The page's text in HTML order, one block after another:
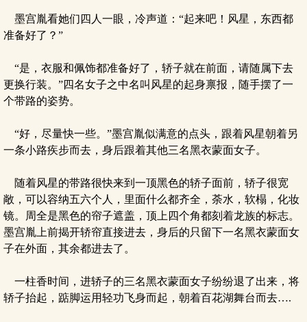
墨宫胤看她们四人一眼，冷声道：“起来吧！风星，东西都
准备好了？”
“是，衣服和佩饰都准备好了，轿子就在前面，请随属下去
更换行装。”四名女子之中名叫风星的起身禀报，随手摆了一
个带路的姿势。
“好，尽量快一些。”墨宫胤似满意的点头，跟着风星朝着另
一条小路疾步而去，身后跟着其他三名黑衣蒙面女子。
随着风星的带路很快来到一顶黑色的轿子面前，轿子很宽
敞，可以容纳五六个人，里面什么都齐全，荼水，软榻，化妆
镜。周全是黑色的帘子遮盖，顶上四个角都刻着龙族的标志。
墨宫胤上前揭开轿帘直接进去，身后的只留下一名黑衣蒙面女
子在外面，其余都进去了。
一柱香时间，进轿子的三名黑衣蒙面女子纷纷退了出来，将
轿子抬起，踮脚运用轻功飞身而起，朝着百花湖舞台而去….